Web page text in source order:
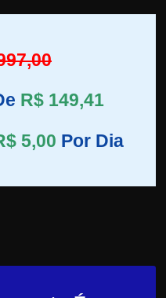
R$ 149,41
5,00 Por Dia